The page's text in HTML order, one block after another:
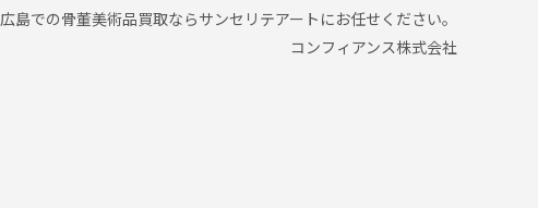
広島での骨董美術品買取ならサンセリテアートにお任せください。
コンフィアンス株式会社